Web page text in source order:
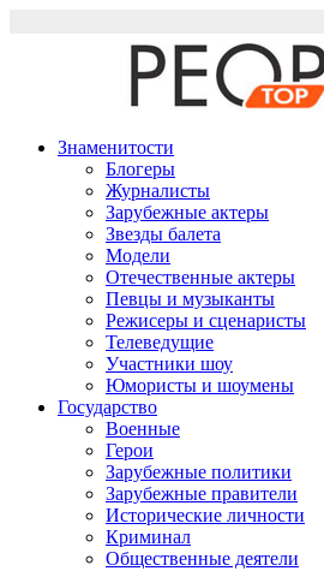
Знаменитости
Блогеры
Журналисты
Зарубежные актеры
Звезды балета
Модели
Отечественные актеры
Певцы и музыканты
Режисеры и сценаристы
Телеведущие
Участники шоу
Юмористы и шоумены
Государство
Военные
Герои
Зарубежные политики
Зарубежные правители
Исторические личности
Криминал
Общественные деятели